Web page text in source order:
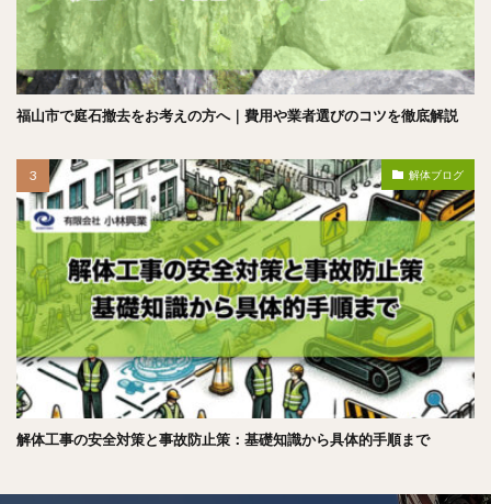
福山市で庭石撤去をお考えの方へ｜費用や業者選びのコツを徹底解説
解体ブログ
解体工事の安全対策と事故防止策：基礎知識から具体的手順まで